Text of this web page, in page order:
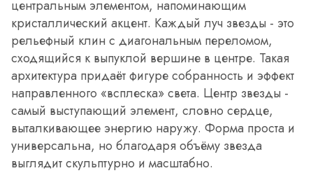
центральным элементом, напоминающим
кристаллический акцент. Каждый луч звезды - это
рельефный клин с диагональным переломом,
сходящийся к выпуклой вершине в центре. Такая
архитектура придаёт фигуре собранность и эффект
направленного «всплеска» света. Центр звезды -
самый выступающий элемент, словно сердце,
выталкивающее энергию наружу. Форма проста и
универсальна, но благодаря объёму звезда
выглядит скульптурно и масштабно.